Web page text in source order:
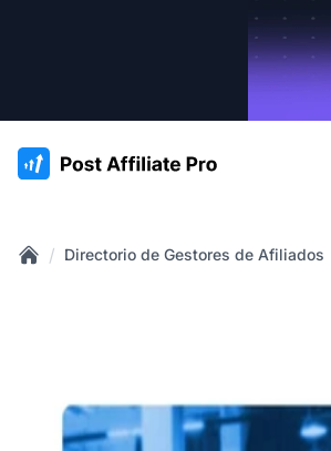
:site.title
/ Directorio de Gestores de Afiliados